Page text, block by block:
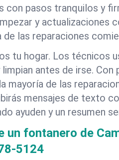
con pasos tranquilos y
y actualizaciones
de las reparaciones
tu hogar. Los técnicos
antes de irse. Con
mayoría de las
mensajes de texto
ayuden y un resumen
un fontanero de
5124